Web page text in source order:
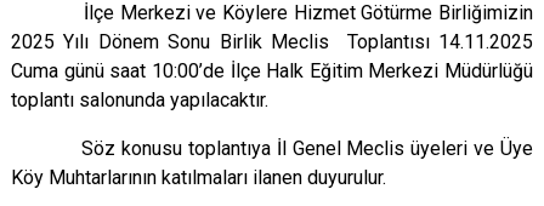
İlçe Merkezi ve Köylere Hizmet Götürme Birliğimizin
2025 Yılı Dönem Sonu Birlik Meclis Toplantısı14.11.2025
Cuma günü saat 10:00’de İlçe Halk Eğitim Merkezi Müdürlüğü
toplantı salonunda yapılacaktır.
Söz konusu toplantıya İl Genel Meclis üyeleri ve Üye
Köy Muhtarlarının katılmaları ilanen duyurulur.